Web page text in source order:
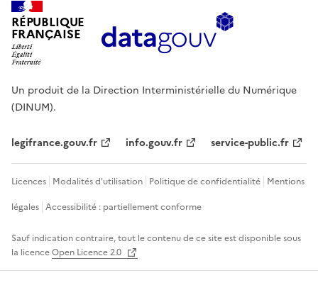
RÉPUBLIQUE
FRANÇAISE
Un produit de la Direction Interministérielle du Numérique
(DINUM).
legifrance.gouv.fr info.gouv.fr service-public.fr
Licences Modalités d'utilisation Politique de confidentialité Mentions
légales Accessibilité : partiellement conforme
Sauf indication contraire, tout le contenu de ce site est disponible sous
la licenceOpen Licence 2.0